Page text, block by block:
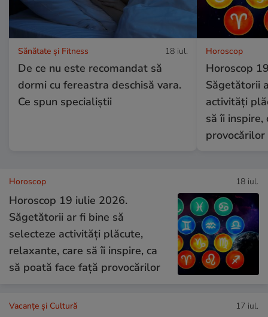
Sănătate și Fitness 18 iul.
De ce nu este recomandat să
dormi cu fereastra deschisă vara.
Ce spun specialiștii
Horoscop
Horoscop
Săgetătorii
activități
să îi inspire,
provocărilor
Horoscop 18 iul.
Horoscop 19 iulie 2026.
Săgetătorii ar fi bine să
selecteze activități plăcute,
relaxante, care să îi inspire, ca
să poată face față provocărilor
Vacanțe și Cultură 17 iul.